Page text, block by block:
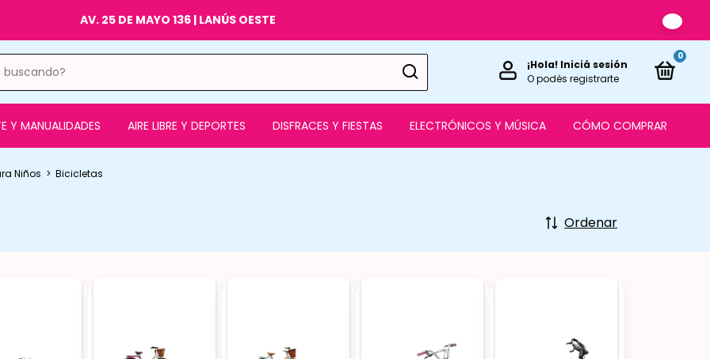
AV. 25 DE MAYO 136 | LANÚS OESTE
¡Hola! Iniciá sesión
O podés registrarte
0
Y MANUALIDADES AIRE LIBRE Y DEPORTES DISFRACES Y FIESTAS ELECTRÓNICOS Y MÚSICA CÓMO COMPRAR
Niños > Bicicletas
Ordenar